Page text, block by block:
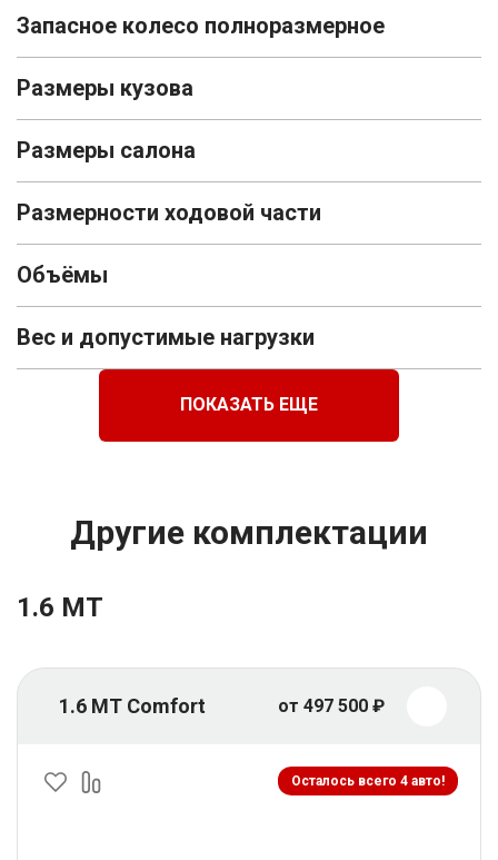
Запасное колесо полноразмерное
Размеры кузова
Размеры салона
Размерности ходовой части
Объёмы
Вес и допустимые нагрузки
ПОКАЗАТЬ ЕЩЕ
Другие комплектации
1.6 MT
1.6 MT Comfort от 497 500 ₽
Осталось всего 4 авто!